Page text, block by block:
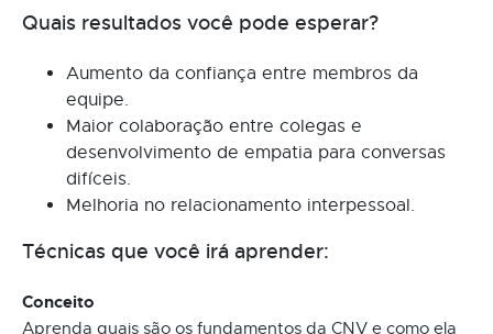
Quais resultados você pode esperar?
Aumento da confiança entre membros da
equipe.
Maior colaboração entre colegas e
desenvolvimento de empatia para conversas
difíceis.
Melhoria no relacionamento interpessoal.
Técnicas que você irá aprender:
Conceito
Aprenda quais são os fundamentos da CNV e como ela